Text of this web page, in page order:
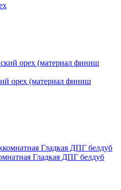
орех (материал финиш
Гладкая ДПГ белдуб